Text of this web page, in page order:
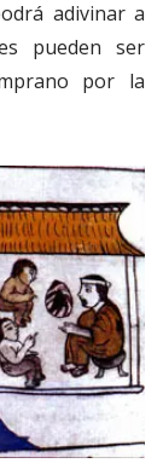
adivinar a
pueden ser
por la